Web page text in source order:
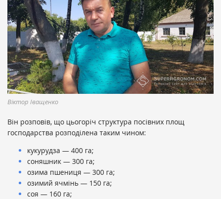
Віктор Іващенко
Він розповів, що цьогоріч структура посівних площ
господарства розподілена таким чином:
кукурудза — 400 га;
соняшник — 300 га;
озима пшениця — 300 га;
озимий ячмінь — 150 га;
соя — 160 га;